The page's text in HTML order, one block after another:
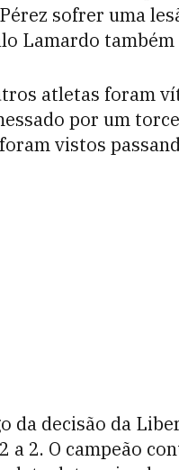
sofrer uma
Lamardo
atletas foram
por um
vistos
da decisão da
a 2. O campeão